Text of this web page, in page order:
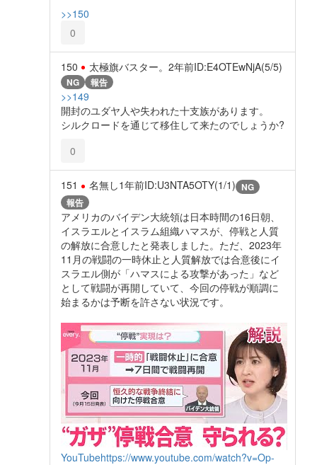
>>150
0
150 太極旗バスター。 2年前ID:E4OTEwNjA(5/5)
NG 報告
>>149
開封のユダヤ人や失われた十支族があります。
シルクロードを通じて移住して来たのでしょうか?
0
151 名無し1年前ID:U3NTA5OTY(1/1) NG
報告
アメリカのバイデン大統領は日本時間の16日朝、
イスラエルとイスラム組織ハマスが、停戦と人質
の解放に合意したと発表しました。ただ、2023年
11月の戦闘の一時休止と人質解放では合意後にイ
スラエル側が「ハマスによる攻撃があった」など
として戦闘が再開していて、今回の停戦が順調に
始まるかは予断を許さない状況です。
YouTubehttps://www.youtube.com/watch?v=Op-